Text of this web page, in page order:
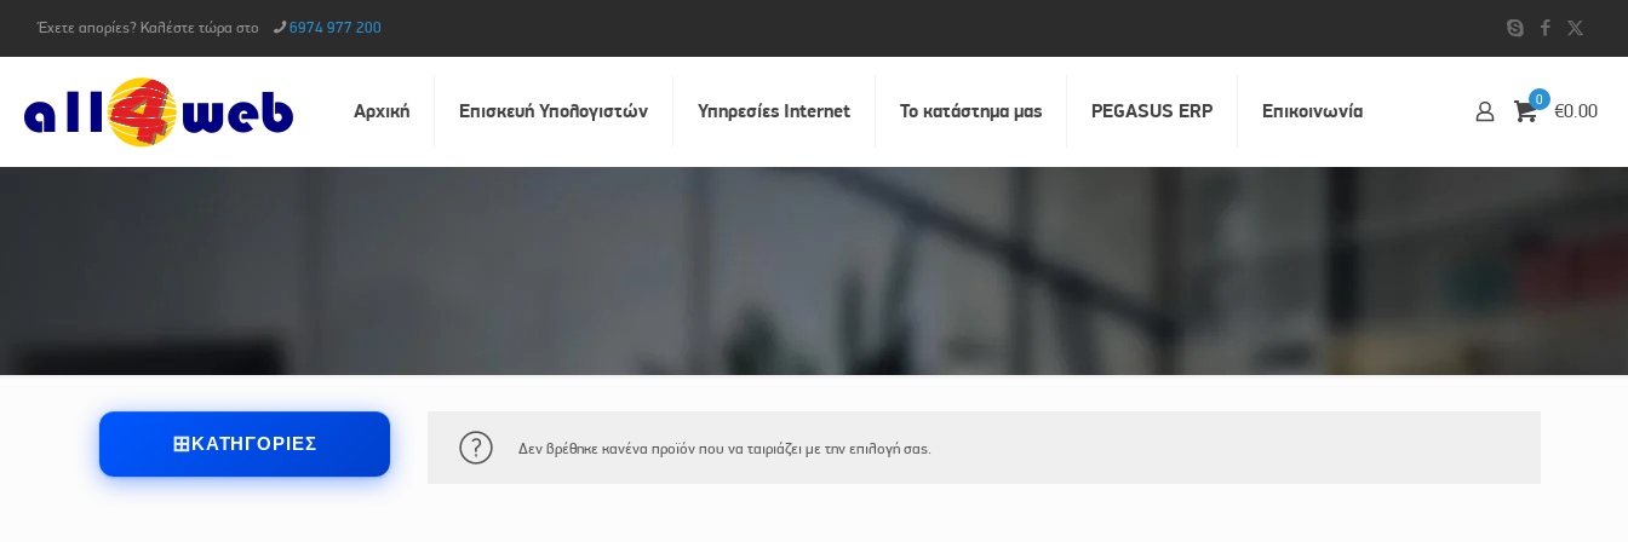
Έχετε απορίες? Καλέστε τώρα στο 6974 977 200
Αρχική Επισκευή Υπολογιστών Υπηρεσίες Internet Το κατάστημα μας PEGASUS ERP Επικοινωvία 0 €0.00
Δεν βρέθηκε κανένα προϊόν που να ταιριάζει με την επιλογή σας.
ΚΑΤΗΓΟΡΊΕΣ